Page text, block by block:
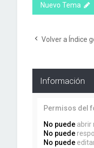
Nuevo Tema
Volver a Índice
Información
Permisos del
No puedeabrir
No puede
No puede